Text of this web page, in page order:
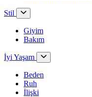
Stil
Giyim
Bakım
İyi Yaşam
Beden
Ruh
İlişki